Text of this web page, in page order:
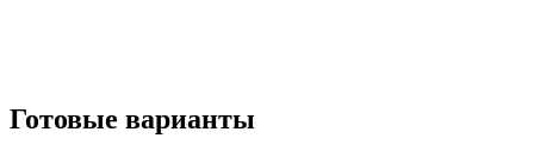
Готовые варианты